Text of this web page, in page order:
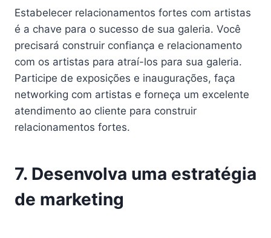
Estabelecer relacionamentos fortes com artistas
é a chave para o sucesso de sua galeria. Você
precisará construir confiança e relacionamento
com os artistas para atraí-los para sua galeria.
Participe de exposições e inaugurações, faça
networking com artistas e forneça um excelente
atendimento ao cliente para construir
relacionamentos fortes.
7. Desenvolva uma estratégia
de marketing